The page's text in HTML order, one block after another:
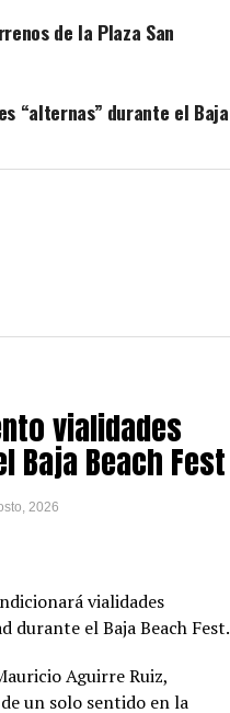
de la Plaza San
“alternas” durante el Baja
vialidades
Baja Beach Fest
2026
vialidades
durante el Baja Beach Fest.
Aguirre Ruiz,
un solo sentido en la